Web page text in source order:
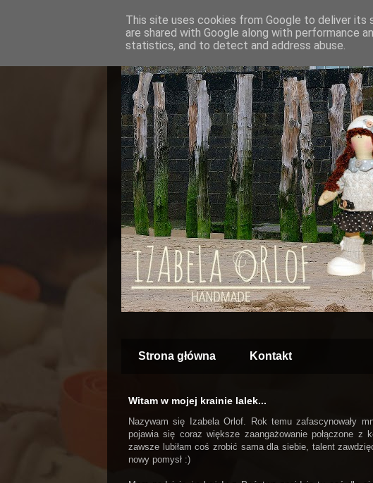
Strona główna Kontakt
Witam w mojej krainie lalek...
Nazywam się Izabela Orlof. Rok temu zafascynowały
pojawia się coraz większe zaangażowanie połączone z
zawsze lubiłam coś zrobić sama dla siebie, talent
nowy pomysł :)
This site uses cookies from Google to deliver its
are shared with Google along with performance
statistics, and to detect and address abuse.